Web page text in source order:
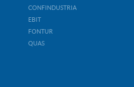
CONFINDUSTRIA
EBIT
FONTUR
QUAS